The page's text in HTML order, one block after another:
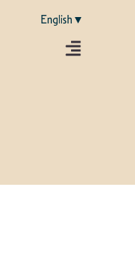
English▼